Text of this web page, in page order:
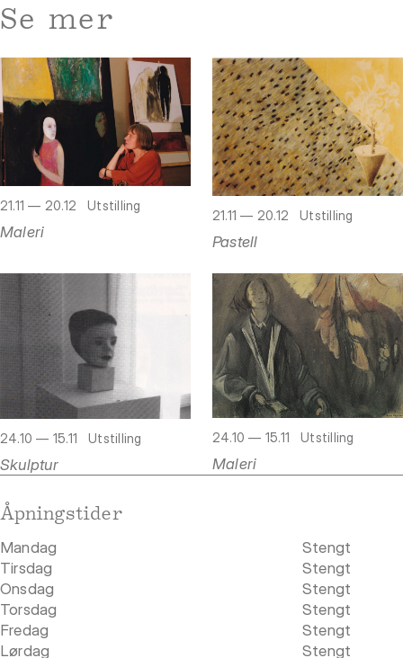
Se mer
21.11 — 20.12 Utstilling
Maleri
21.11 — 20.12 Utstilling
Pastell
24.10 — 15.11 Utstilling
Skulptur
24.10 — 15.11 Utstilling
Maleri
Åpningstider
Mandag
Stengt
Tirsdag
Stengt
Onsdag
Stengt
Torsdag
Stengt
Fredag
Stengt
Lørdag
Stengt